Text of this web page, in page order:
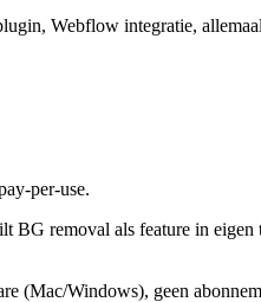
Webflow integratie,
per-use.
BG removal als feature in
(Mac/Windows), geen